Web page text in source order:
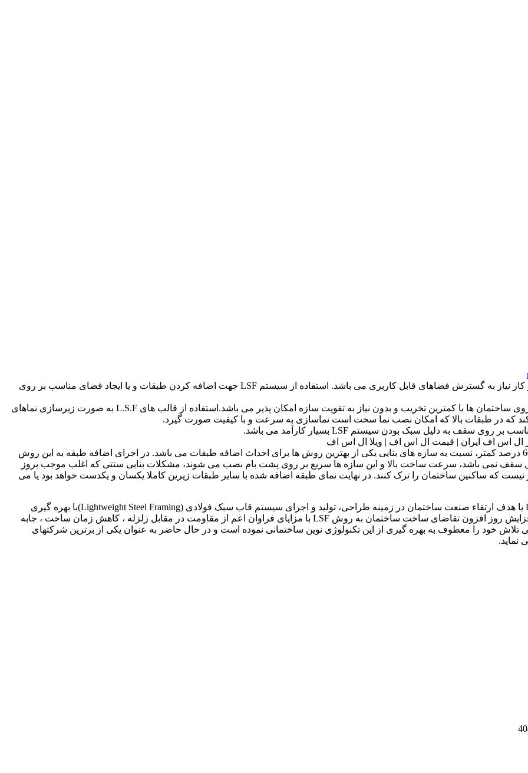
به دلیل کمبود فضادر برخی ساختمان های اداری و مسکونی و یا دفاتر کار نیاز به گسترش فضاهای قابل کاربری می باشد. استفاده از سیستم LSF جهت اضافه کردن طبقات و یا ایجاد فضای مناسب بر روی
به دلیل سبک بودن سازه های L.S.F، امکان ساخت اضافه طبقات بر روی ساختمان ها با کمترین تخریب و بدون نیاز به تقویت سازه امکان پذیر می باشد.استفاده از قالب های L.S.F به صورت زیرسازی نماهای
که در طبقات بالا که امکان نصب نما سخت است نماسازی به سرعت و با کیفیت صورت گیرد.
سازه های سبک فولادی سرد نورد شده (LSF) با کاهش وزن سازه تا 60 درصد کمتر، نسبت به سازه های بنایی یکی از بهترین روش ها برای احداث اضافه طبقات می باشد. در اجرای اضافه طبقه به این روش
سقف نمی باشد، سرعت ساخت بالا و این سازه ها سریع بر روی پشت بام نصب می شوند، مشکلات بنایی سنتی که اغلب موجب بروز
که ساکنین ساختمان را ترک کنند. در نهایت نمای طبقه اضافه شده با سایر طبقات زیرین کاملا یکسان و یکدست خواهد بود یا می
مجری تخصصی سازه های فولادی سبک LSF با هدف ارتقاء صنعت ساختمان در زمینه طراحی، تولید و اجرای سیستم قاب سبک فولادی (Lightweight Steel Framing)با بهره گیری
ازتجربه و تخصص در سال۱۳۸۵شروع به فعالیت نموده و با توجه به افزایش روز افزون تقاضای ساخت ساختمان به روش LSF با مزایای فراوان اعم از مقاومت در مقابل زلزله ، کاهش زمان ساخت ، جابه
اجرا و قابلیت بازیافت تا ۹۵درصد و….. تمامی تلاش خود را معطوف به بهره گیری از این تکنولوژی نوین ساختمانی نموده است و در حال حاضر به عنوان یکی از برترین شرکتهای
نماید.